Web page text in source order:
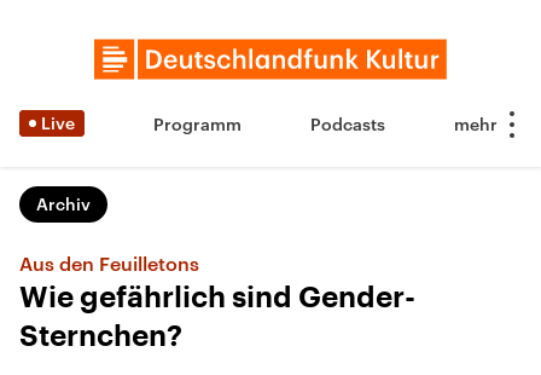
Live Programm Podcasts
Archiv
Aus den Feuilletons
Wie gefährlich sind Gender-
Sternchen?